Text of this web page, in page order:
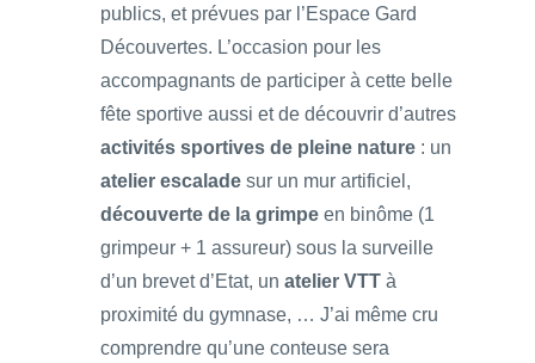
publics, et prévues par l’Espace Gard
Découvertes. L’occasion pour les
accompagnants de participer à cette belle
fête sportive aussi et de découvrir d’autres
activités sportives de pleine nature : un
atelier escalade sur un mur artificiel,
découverte de la grimpe en binôme (1
grimpeur + 1 assureur) sous la surveille
d’un brevet d’Etat, un atelier VTT à
proximité du gymnase, … J’ai même cru
comprendre qu’une conteuse sera